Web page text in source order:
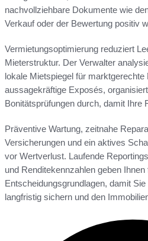
nachvollziehbare Dokumente wie
Verkauf oder der Bewertung positiv
Vermietungsoptimierung reduziert
Mieterstruktur. Der Verwalter
lokale Mietspiegel für marktgerechte
aussagekräftige Exposés,
Bonitätsprüfungen durch, damit Ihre
Präventive Wartung, zeitnahe
Versicherungen und ein aktives
vor Wertverlust. Laufende
und Renditekennzahlen geben Ihnen
Entscheidungsgrundlagen, damit
langfristig sichern und den